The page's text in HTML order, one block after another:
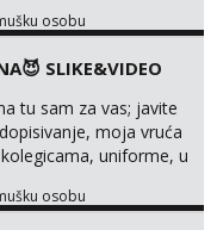
itd. Nudim
pušenje, razne
fetiši..
radim. NIŠTA UŽI...
osobu
SLIKE&VIDEO
tu sam za vas; javite
moja vruća
uniforme, u
👉
osobu